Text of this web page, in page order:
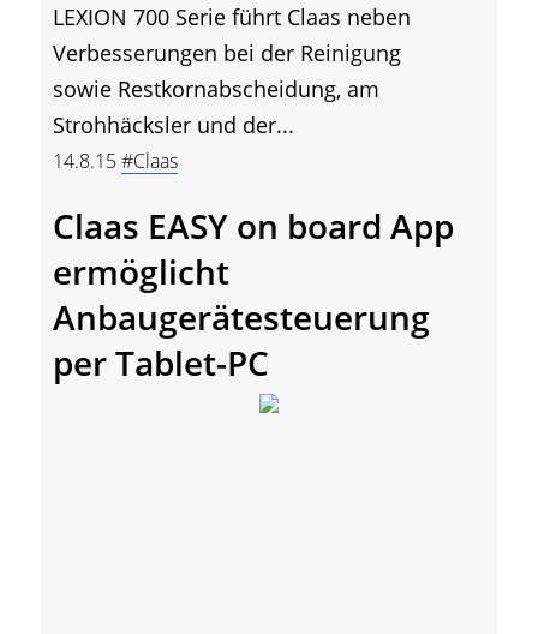
LEXION 700 Serie führt Claas neben
Verbesserungen bei der Reinigung
sowie Restkornabscheidung, am
Strohhäcksler und der...
14.8.15#Claas
Claas EASY on board App
ermöglicht
Anbaugerätesteuerung
per Tablet-PC